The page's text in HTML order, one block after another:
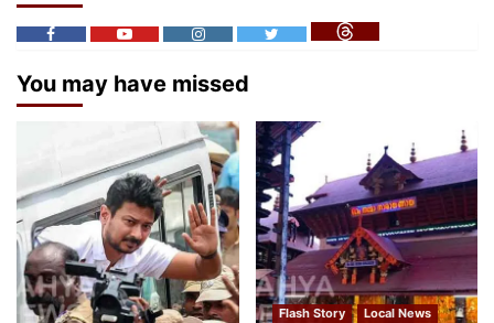
You may have missed
Flash Story
Local News